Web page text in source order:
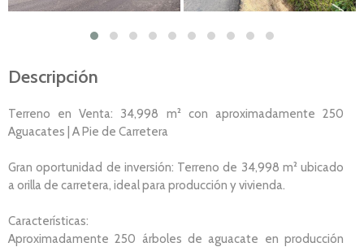
Descripción
Terreno en Venta: 34,998 m² con aproximadamente 250
Aguacates | A Pie de Carretera
Gran oportunidad de inversión: Terreno de 34,998 m² ubicado
a orilla de carretera, ideal para producción y vivienda.
Características:
Aproximadamente 250 árboles de aguacate en producción